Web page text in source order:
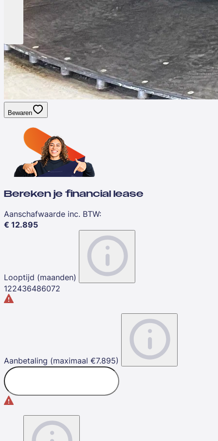
Bewaren
Bereken je financial lease
Aanschafwaarde inc. BTW:
€ 12.895
Looptijd (maanden)
122436486072
Aanbetaling (maximaal €7.895)